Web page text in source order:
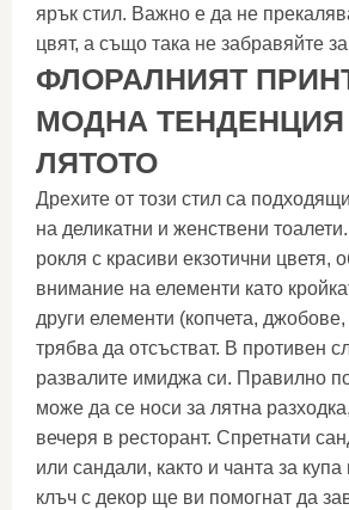
ярък стил. Важно е да не
цвят, а също така не забравяйте
ФЛОРАЛНИЯТ
МОДНА ТЕНДЕНЦИЯ
ЛЯТОТО
Дрехите от този стил са
на деликатни и женствени
рокля с красиви екзотични цветя,
внимание на елементи като
други елементи (копчета,
трябва да отсъстват. В противен
развалите имиджа си. Правилно
може да се носи за лятна
вечеря в ресторант. Спретнати
или сандали, както и чанта за
клъч с декор ще ви помогнат да